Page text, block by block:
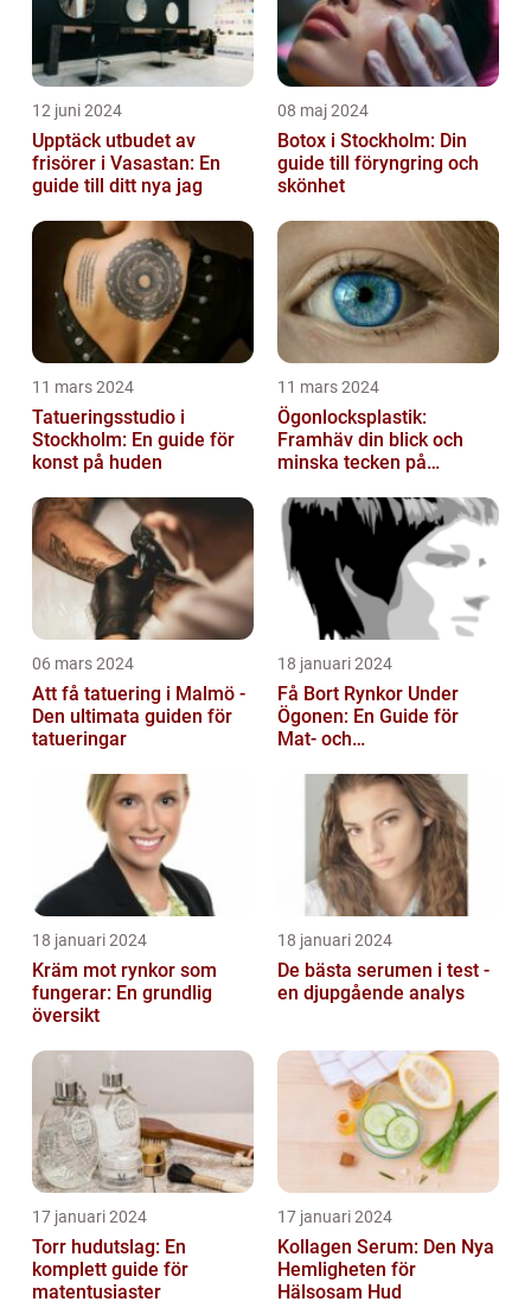
12 juni 2024
Upptäck utbudet av
frisörer i Vasastan: En
guide till ditt nya jag
08 maj 2024
Botox i Stockholm: Din
guide till föryngring och
skönhet
11 mars 2024
Tatueringsstudio i
Stockholm: En guide för
konst på huden
11 mars 2024
Ögonlocksplastik:
Framhäv din blick och
minska tecken på
06 mars 2024
Att få tatuering i Malmö -
Den ultimata guiden för
tatueringar
18 januari 2024
Få Bort Rynkor Under
Ögonen: En Guide för
Mat- och
18 januari 2024
Kräm mot rynkor som
fungerar: En grundlig
översikt
18 januari 2024
De bästa serumen i test -
en djupgående analys
17 januari 2024
Torr hudutslag: En
komplett guide för
matentusiaster
17 januari 2024
Kollagen Serum: Den Nya
Hemligheten för
Hälsosam Hud